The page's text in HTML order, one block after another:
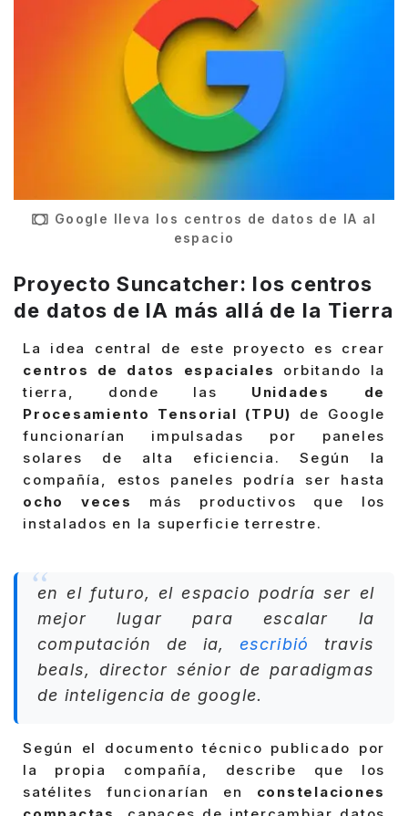
Google lleva los centros de datos de IA al
espacio
Proyecto Suncatcher: los centros
de datos de IA más allá de la Tierra
La idea central de este proyecto es crear
centros de datos espaciales
orbitando la
tierra, donde las Unidades de
Procesamiento Tensorial (TPU) de Google
funcionarían impulsadas por paneles
solares de alta eficiencia. Según la
compañía, estos paneles podría ser hasta
ocho veces
más productivos que los
instalados en la superficie terrestre.
en el futuro, el espacio podría ser el
mejor lugar para escalar la
computación de ia, escribió
travis
beals, director sénior de paradigmas
de inteligencia de google.
Según el documento técnico publicado por
la propia compañía, describe que los
satélites funcionarían en constelaciones